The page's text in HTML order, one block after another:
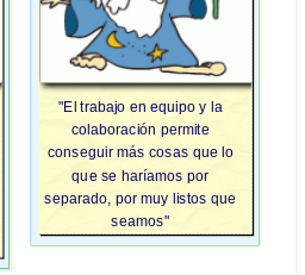
"El trabajo en equipo y la
colaboración permite
conseguir más cosas que lo
que se haríamos por
separado, por muy listos que
seamos"